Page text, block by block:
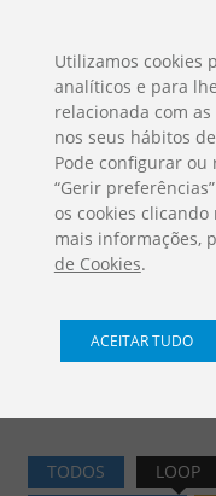
Jogos
TODOS LOOP
Utilizamos cookies
analíticos e para
relacionada com
nos seus hábitos
Pode configurar ou
“Gerir
os cookies clicando
mais informações,
de Cookies.
ACEITAR TUDO